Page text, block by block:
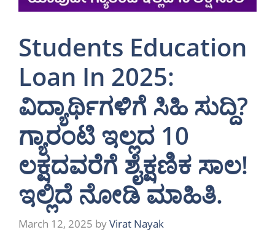
Students Education
Loan In 2025:
ವಿದ್ಯಾರ್ಥಿಗಳಿಗೆ ಸಿಹಿ ಸುದ್ದಿ?
ಗ್ಯಾರಂಟಿ ಇಲ್ಲದ 10
ಲಕ್ಷದವರೆಗೆ ಶೈಕ್ಷಣಿಕ ಸಾಲ!
ಇಲ್ಲಿದೆ ನೋಡಿ ಮಾಹಿತಿ.
March 12, 2025 byVirat Nayak